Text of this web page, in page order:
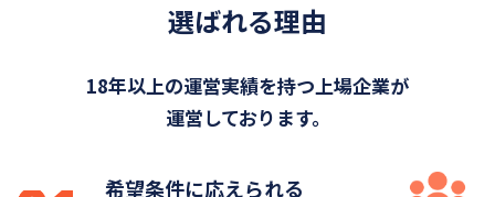
選ばれる理由
18年以上の運営実績を持つ上場企業が
運営しております。
希望条件に応えられる